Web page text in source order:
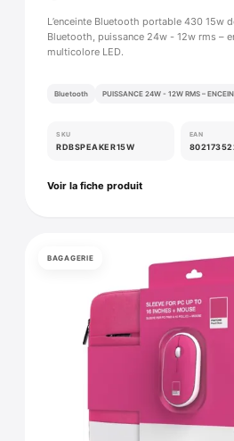
L’enceinte Bluetooth portable 430 15w
Bluetooth, puissance 24w - 12w rms –
multicolore LED.
Bluetooth PUISSANCE 24W - 12W RMS –
SKU
RDBSPEAKER15W
EAN
Voir la fiche produit
BAGAGERIE